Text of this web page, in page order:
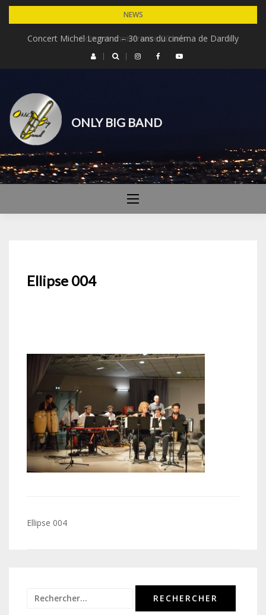
Skip
content
NEWS
Concert anniversaire 20 ans
Concert Michel Legrand – 30 ans du cinéma de Dardilly
ONLY BIG BAND
Ellipse 004
Navigation
Ellipse 004
Rechercher :